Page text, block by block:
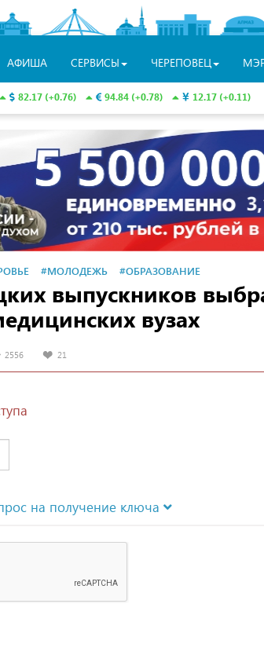
АФИША СЕРВИСЫ ЧЕРЕПОВЕЦ
82.17 (+0.76) 94.84 (+0.78) 12.17 (+0.11)
#МОЛОДЕЖЬ #ОБРАЗОВАНИЕ
выпускников
вузах
2556 21
на получение ключа